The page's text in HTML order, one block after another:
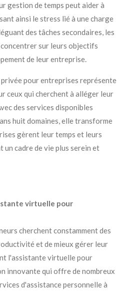
gestion de temps peut aider à
ainsi le stress lié à une charge
des tâches secondaires, les
sur leurs objectifs
de leur entreprise.
privée pour entreprises représente
ceux qui cherchent à alléger leur
des services disponibles
huit domaines, elle transforme
gèrent leur temps et leurs
cadre de vie plus serein et
virtuelle pour
cherchent constamment des
et de mieux gérer leur
l'assistante virtuelle pour
innovante qui offre de nombreux
d'assistance personnelle à